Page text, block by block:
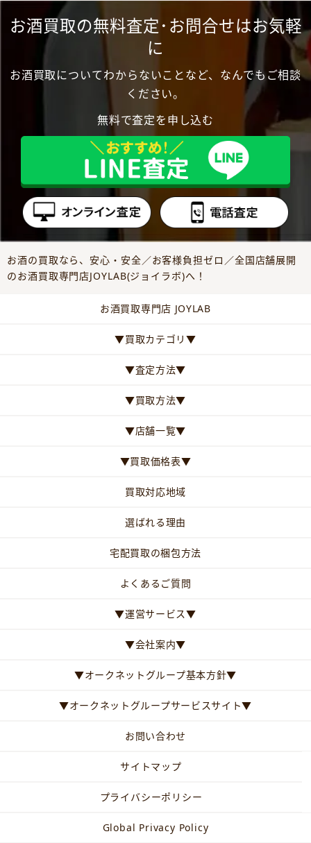
お酒買取の無料査定･お問合せはお気軽
に
お酒買取についてわからないことなど、なんでもご相談
ください。
無料で査定を申し込む
お酒の買取なら、安心・安全／お客様負担ゼロ／全国店舗展開
のお酒買取専門店JOYLAB(ジョイラボ)へ！
お酒買取専門店 JOYLAB
▼買取カテゴリ▼
▼査定方法▼
▼買取方法▼
▼店舗一覧▼
▼買取価格表▼
買取対応地域
選ばれる理由
宅配買取の梱包方法
よくあるご質問
▼運営サービス▼
▼会社案内▼
▼オークネットグループ基本方針▼
▼オークネットグループサービスサイト▼
お問い合わせ
サイトマップ
プライバシーポリシー
Global Privacy Policy